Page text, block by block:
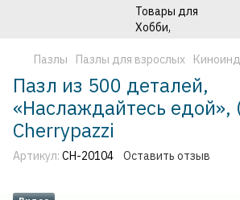
Пазлы Пазлы для взрослых
Пазл из 500 деталей,
«Наслаждайтесь едой»,
Cherrypazzi
Артикул: CH-20104 Оставить отзыв